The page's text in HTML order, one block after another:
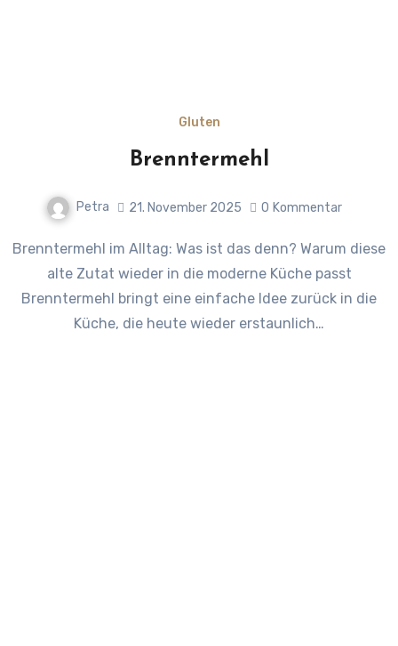
Gluten
Brenntermehl
Petra 21. November 2025 0 Kommentar
Brenntermehl im Alltag: Was ist das denn? Warum diese
alte Zutat wieder in die moderne Küche passt
Brenntermehl bringt eine einfache Idee zurück in die
Küche, die heute wieder erstaunlich…